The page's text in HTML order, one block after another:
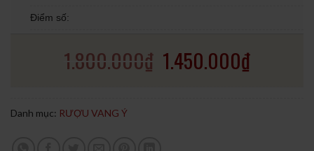
Điểm số:
1.800.000₫ 1.450.000₫
Danh mục: RƯỢU VANG Ý